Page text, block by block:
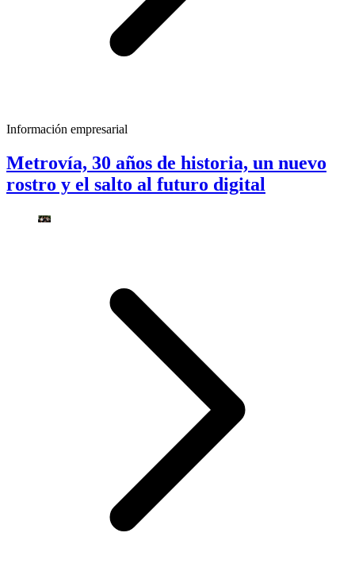
Información empresarial
Metrovía, 30 años de historia, un nuevo
rostro y el salto al futuro digital